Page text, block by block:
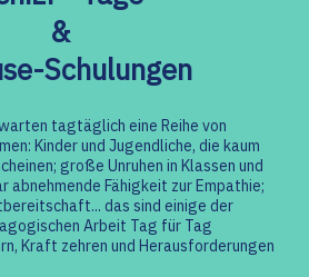
&
Schulungen
tagtäglich eine Reihe von
Kinder und Jugendliche, die kaum
große Unruhen in Klassen und
abnehmende Fähigkeit zur Empathie;
das sind einige der
Arbeit Tag für Tag
Kraft zehren und Herausforderungen